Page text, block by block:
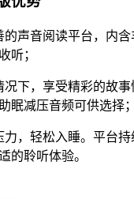
的声音阅读平台，内
听；
况下，享受精彩的故
眠减压音频可供选择；
，轻松入睡。平台持
的聆听体验。